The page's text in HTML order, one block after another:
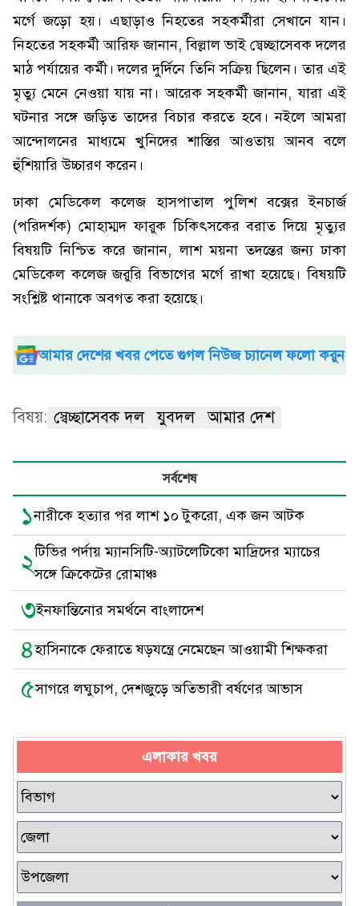
মর্গে জড়ো হয়। এছাড়াও নিহতের সহকর্মীরা সেখানে যান।
নিহতের সহকর্মী আরিফ জানান, বিল্লাল ভাই স্বেচ্ছাসেবক দলের
মাঠ পর্যায়ের কর্মী। দলের দুর্দিনে তিনি সক্রিয় ছিলেন। তার এই
মৃত্যু মেনে নেওয়া যায় না। আরেক সহকর্মী জানান, যারা এই
ঘটনার সঙ্গে জড়িত তাদের বিচার করতে হবে। নইলে আমরা
আন্দোলনের মাধ্যমে খুনিদের শাস্তির আওতায় আনব বলে
হুঁশিয়ারি উচ্চারণ করেন।
ঢাকা মেডিকেল কলেজ হাসপাতাল পুলিশ বক্সের ইনচার্জ
(পরিদর্শক) মোহাম্মদ ফারুক চিকিৎসকের বরাত দিয়ে মৃত্যুর
বিষয়টি নিশ্চিত করে জানান, লাশ ময়না তদন্তের জন্য ঢাকা
মেডিকেল কলেজ জরুরি বিভাগের মর্গে রাখা হয়েছে। বিষয়টি
সংশ্লিষ্ট থানাকে অবগত করা হয়েছে।
আমার দেশের খবর পেতে গুগল নিউজ চ্যানেল ফলো করুন
বিষয়: স্বেচ্ছাসেবক দল যুবদল আমার দেশ
সর্বশেষ
১নারীকে হত্যার পর লাশ ১০ টুকরো, এক জন আটক
২টিভির পর্দায় ম্যানসিটি-অ্যাটলেটিকো মাদ্রিদের ম্যাচের
সঙ্গে ক্রিকেটের রোমাঞ্চ
৩ইনফান্তিনোর সমর্থনে বাংলাদেশ
৪হাসিনাকে ফেরাতে ষড়যন্ত্রে নেমেছেন আওয়ামী শিক্ষকরা
৫সাগরে লঘুচাপ, দেশজুড়ে অতিভারী বর্ষণের আভাস
এলাকার খবর